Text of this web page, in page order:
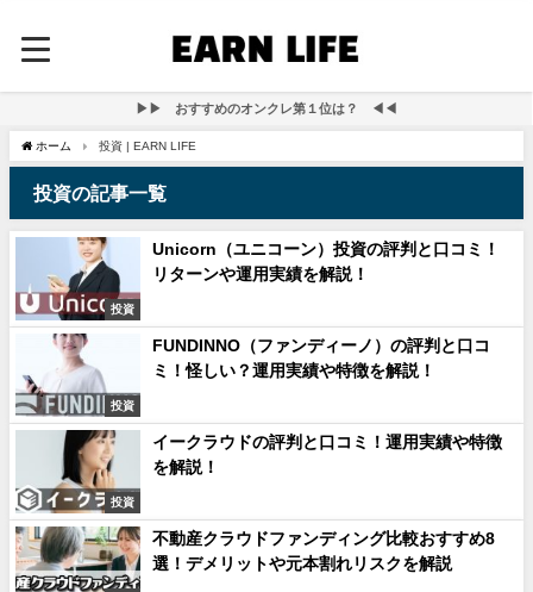
▶▶ おすすめのオンクレ第１位は？ ◀◀
ホーム 投資 | EARN LIFE
投資の記事一覧
投資
Unicorn（ユニコーン）投資の評判と口コミ！
リターンや運用実績を解説！
投資
FUNDINNO（ファンディーノ）の評判と口コ
ミ！怪しい？運用実績や特徴を解説！
投資
イークラウドの評判と口コミ！運用実績や特徴
を解説！
不動産クラウドファンディング比較おすすめ8
選！デメリットや元本割れリスクを解説